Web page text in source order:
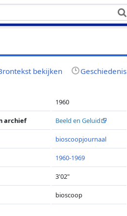
bekijken Geschiedenis
1960
archief Beeld en Geluid
bioscoopjournaal
1960-1969
3'02"
bioscoop